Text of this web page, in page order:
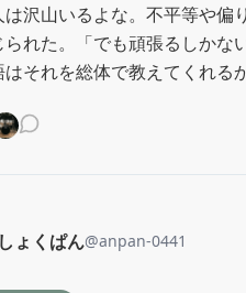
は沢山いるよな。不平等や偏
られた。「でも頑張るしかな
はそれを総体で教えてくれる
しょくぱん@anpan-0441